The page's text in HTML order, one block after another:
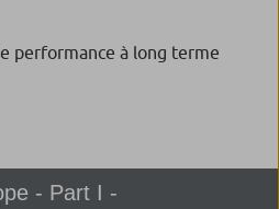
performance à long terme